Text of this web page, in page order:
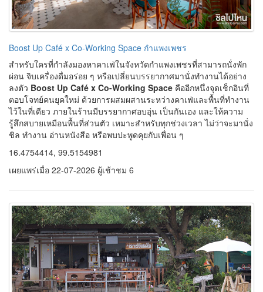
เผยแพร่เมื่อ 22-07-2026 ผู้เช้าชม 6
นาบัวสมใจ กำแพงเพชร จุดเช็กอินทุ่งบัวสุดสวย
หากกำลังมองหาสถานที่ท่องเที่ยวที่เต็มไปด้วยความสงบ ความสวยงาม
ของธรรมชาติ และบรรยากาศแบบชนบทนาบัวสมใจ กำแพงเพชรคือ
อีกหนึ่งจุดเช็กอินที่ไม่ควรพลาด ที่นี่เป็นพื้นที่ท่องเที่ยวเชิงธรรมชาติที่
เปิดโอกาสให้ผู้มาเยือนได้สัมผัสความงดงามของทุ่งบัวกว้าง พร้อม
ดื่มด่ำกับบรรยากาศเรียบง่าย ท่ามกลางวิวสีเขียวของท้องทุ่ง เหมาะ
สำหรับการพักผ่อน ถ่ายภาพ และใช้เวลาอยู่กับธรรมชาติอย่างเต็มที่